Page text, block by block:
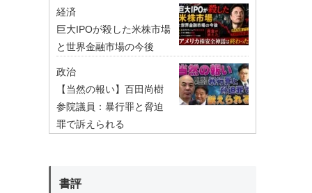
経済
巨大IPOが殺した米株市場
と世界金融市場の今後
政治
【当然の報い】百田尚樹
参院議員：暴行罪と脅迫
罪で訴えられる
書評